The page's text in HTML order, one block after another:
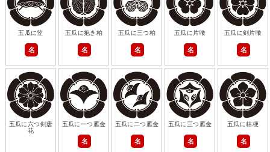
五瓜に笠
名
五瓜に抱き柏
名
五瓜に三つ柏
名
五瓜に片喰
名
五瓜に剣片喰
名
五瓜に六つ剣唐
花
五瓜に一つ雁金
名
五瓜に二つ雁金
名
五瓜に三つ雁金
名
五瓜に桔梗
名